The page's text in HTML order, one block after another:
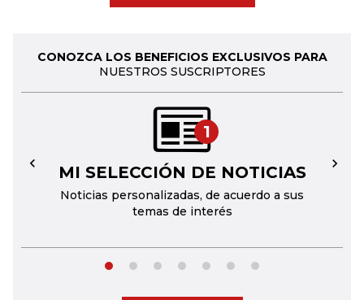
CONOZCA LOS BENEFICIOS EXCLUSIVOS PARA
NUESTROS SUSCRIPTORES
1
MI SELECCIÓN DE NOTICIAS
Noticias personalizadas, de acuerdo a sus
temas de interés
← →